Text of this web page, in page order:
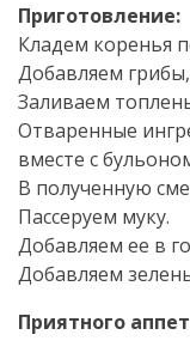
Приготовление:
Кладем коренья
Добавляем
Заливаем
Отваренные
вместе с
В полученную
Пассеруем муку.
Добавляем ее в
Добавляем
Приятного